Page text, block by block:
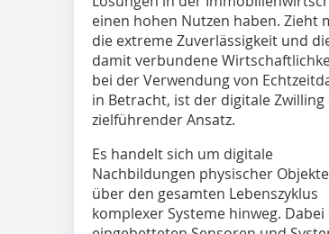
einen hohen Nutzen haben. Zieht
die extreme Zuverlässigkeit und
damit verbundene
bei der Verwendung von
in Betracht, ist der digitale Zwilling
zielführender Ansatz.
Es handelt sich um digitale
Nachbildungen physischer
über den gesamten Lebenszyklus
komplexer Systeme hinweg.